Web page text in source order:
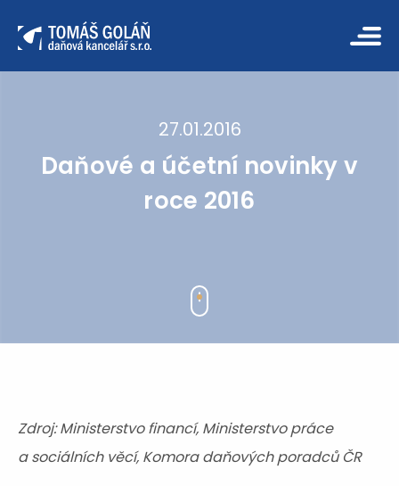
27.01.2016
Daňové a účetní novinky v
roce 2016
Zdroj: Ministerstvo financí, Ministerstvo práce
a sociálních věcí, Komora daňových poradců ČR